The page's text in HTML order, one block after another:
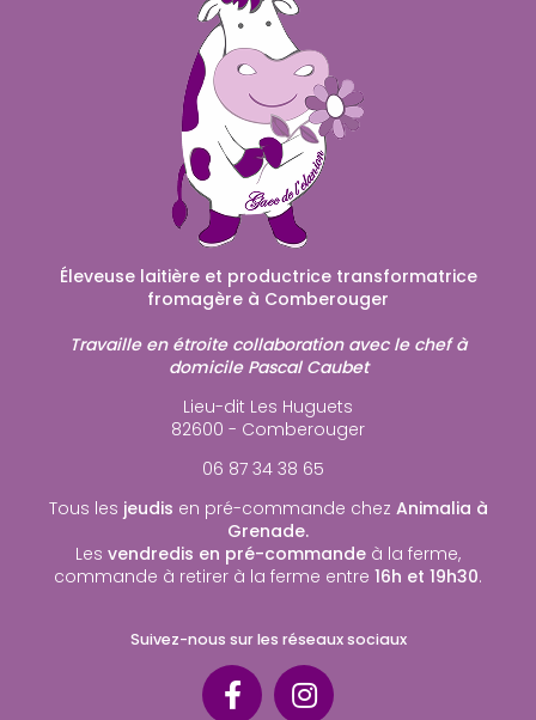
Éleveuse laitière et productrice transformatrice
fromagère à Comberouger
Travaille en étroite collaboration avec le chef à
domicile Pascal Caubet
Lieu-dit Les Huguets
82600 - Comberouger
06 87 34 38 65
Tous les jeudis en pré-commande chez Animalia à
Grenade.
Les vendredis en pré-commande à la ferme,
commande à retirer à la ferme entre 16h et 19h30.
Suivez-nous sur les réseaux sociaux